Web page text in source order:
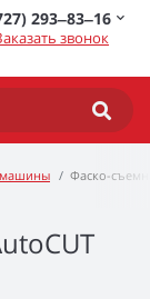
293‒83‒16
звонок
Фаско-